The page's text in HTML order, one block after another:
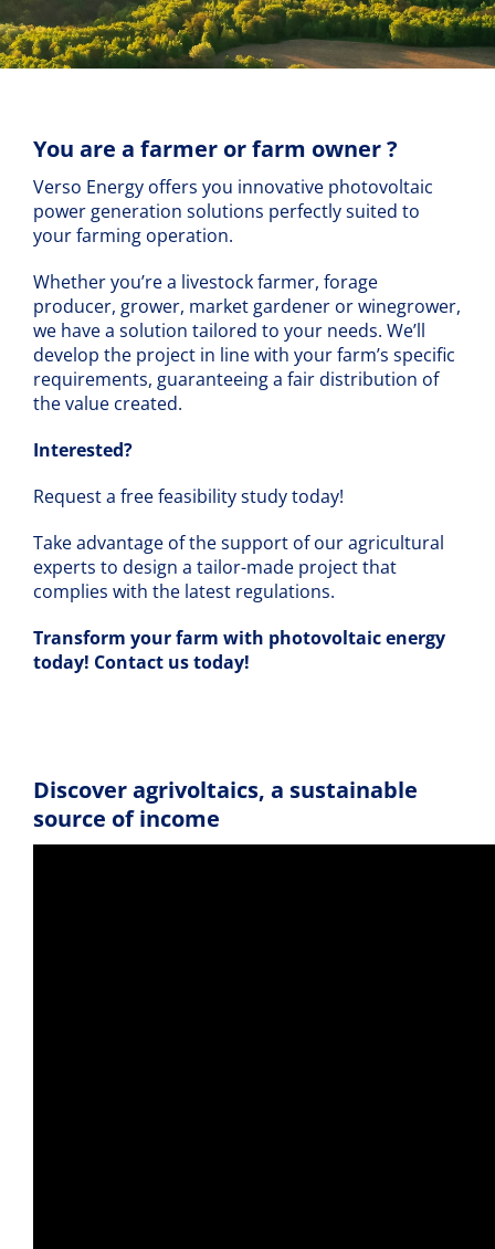
You are a farmer or farm owner ?
Verso Energy offers you innovative photovoltaic
power generation solutions perfectly suited to
your farming operation.
Whether you’re a livestock farmer, forage
producer, grower, market gardener or winegrower,
we have a solution tailored to your needs. We’ll
develop the project in line with your farm’s specific
requirements, guaranteeing a fair distribution of
the value created.
Interested?
Request a free feasibility study today!
Take advantage of the support of our agricultural
experts to design a tailor-made project that
complies with the latest regulations.
Transform your farm with photovoltaic energy
today! Contact us today!
Discover agrivoltaics, a sustainable
source of income